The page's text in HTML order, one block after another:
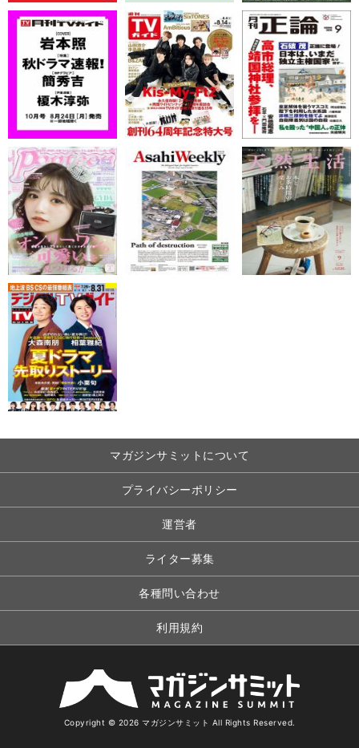
マガジンサミットについて
プライバシーポリシー
運営者
ライター募集
各種問い合わせ
利用規約
Copyright © 2026 マガジンサミット All Rights Reserved.